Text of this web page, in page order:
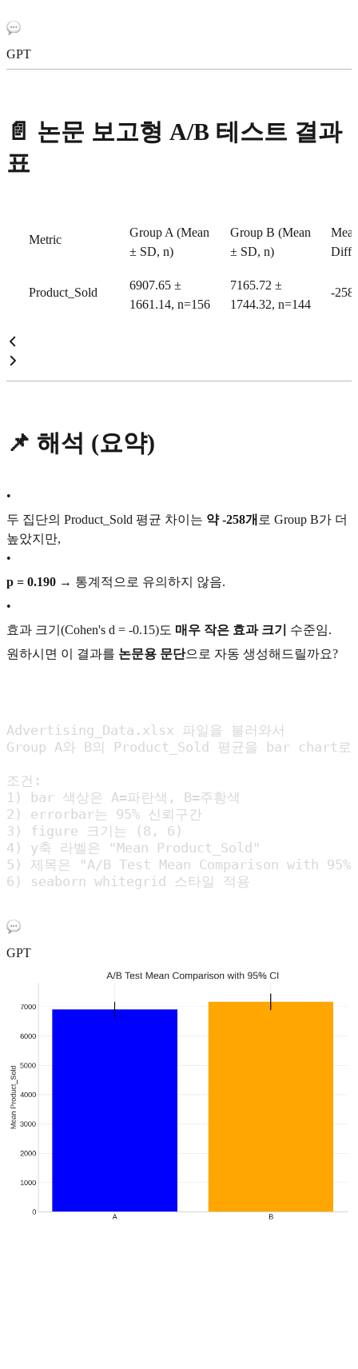
GPT
📄 논문 보고형 A/B 테스트 결과
표
Metric
Group A (Mean
± SD, n)
Group B (Mean
± SD, n)
Product_Sold
6907.65 ±
1661.14, n=156
7165.72 ±
1744.32, n=144
-
📌 해석 (요약)
•
두 집단의 Product_Sold 평균 차이는 약 -258개 로 Group B가 더
높았지만,
•
p = 0.190 → 통계적으로 유의하지 않음.
•
효과 크기(Cohen's d = -0.15)도 매우 작은 효과 크기
수준임.
원하시면 이 결과를 논문용 문단으로 자동 생성해드릴까요?
Advertising_Data.xlsx 파일을 불러와서
Group A와 B의 Product_Sold 평균을 bar chart로
조건:
1) bar 색상은 A=파란색, B=주황색
2) errorbar는 95% 신뢰구간
3) figure 크기는 (8, 6)
4) y축 라벨은 "Mean Product_Sold"
5) 제목은 "A/B Test Mean Comparison with
GPT